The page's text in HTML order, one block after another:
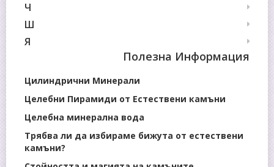
Ч
Ш
Я
Полезна Информация
Цилиндрични Минерали
Целебни Пирамиди от Естествени камъни
Целебна минерална вода
Трябва ли да избираме бижута от естествени
камъни?